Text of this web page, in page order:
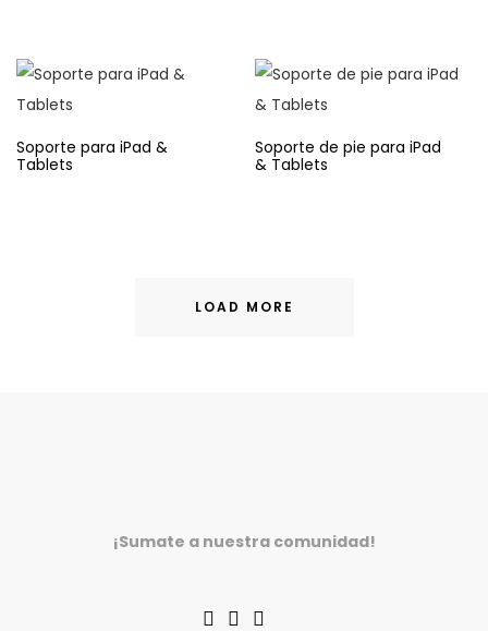
Soporte para iPad &
Tablets
Soporte de pie para iPad
& Tablets
LOAD MORE
¡Sumate a nuestra comunidad!